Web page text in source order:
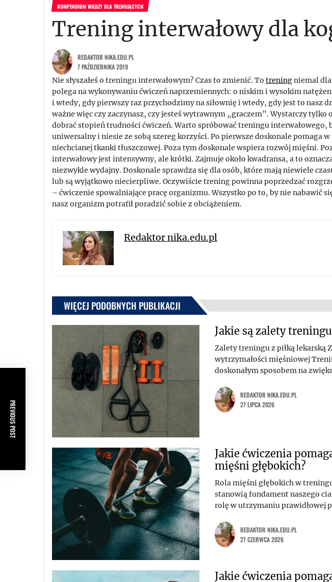
KOMPENDIUM WIEDZY DLA TRENUJĄCYCH
Trening interwałowy dla
REDAKTOR NIKA.EDU.PL
7 PAŹDZIERNIKA 2019
Nie słyszałeś o treningu interwałowym? Czas to zmienić. To treningniemal
polega na wykonywaniu ćwiczeń naprzemiennych: o niskim i wysokim
i wtedy, gdy pierwszy raz przychodzimy na siłownię i wtedy, gdy jest to nasz
ważne więc czy zaczynasz, czy jesteś wytrawnym „graczem”. Wystarczy tylko
dobrać stopień trudności ćwiczeń. Warto spróbować treningu interwałowego,
uniwersalny i niesie ze sobą szereg korzyści. Po pierwsze doskonale pomaga
niechcianej tkanki tłuszczowej. Poza tym doskonale wspiera rozwój mięśni.
interwałowy jest intensywny, ale krótki. Zajmuje około kwadransa, a to
niezwykle wydajny. Doskonale sprawdza się dla osób, które mają niewiele
lub są wyjątkowo niecierpliwe. Oczywiście trening powinna poprzedzać
– ćwiczenie spowalniające pracę organizmu. Wszystko po to, by nie nabawić
nasz organizm potrafił poradzić sobie z obciążeniem.
Redaktor nika.edu.pl
PREVIOUS POST
WIĘCEJ PODOBNYCH PUBLIKACJI
Jakie są zalety
Zalety treningu z piłką lekarską
wytrzymałości mięśniowej
doskonałym sposobem na
REDAKTOR NIKA.EDU.PL
27 LIPCA 2026
Jakie ćwiczenia
mięśni głębokich?
Rola mięśni głębokich w
stanowią fundament naszego
rolę w utrzymaniu prawidłowej
REDAKTOR NIKA.EDU.PL
27 CZERWCA 2026
Jakie ćwiczenia